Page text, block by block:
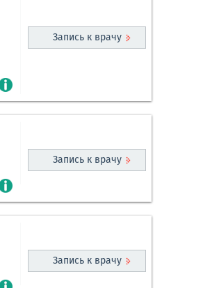
Запись к врачу
Запись к врачу
Запись к врачу